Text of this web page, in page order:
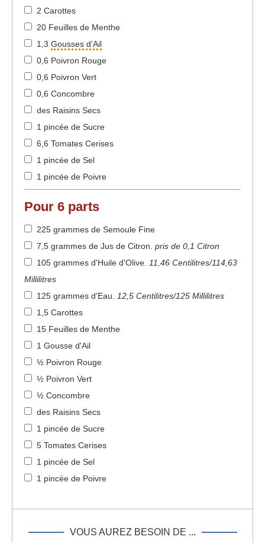
2 Carottes
20 Feuilles de Menthe
1,3 Gousses d’Ail
0,6 Poivron Rouge
0,6 Poivron Vert
0,6 Concombre
des Raisins Secs
1 pincée de Sucre
6,6 Tomates Cerises
1 pincée de Sel
1 pincée de Poivre
Pour 6 parts
225 grammes de Semoule Fine
7,5 grammes de Jus de Citron. pris de 0,1 Citron
105 grammes d'Huile d'Olive. 11,46 Centilitres/114,63
Millilitres
125 grammes d'Eau. 12,5 Centilitres/125 Millilitres
1,5 Carottes
15 Feuilles de Menthe
1 Gousse d'Ail
½ Poivron Rouge
½ Poivron Vert
½ Concombre
des Raisins Secs
1 pincée de Sucre
5 Tomates Cerises
1 pincée de Sel
1 pincée de Poivre
VOUS AUREZ BESOIN DE ...